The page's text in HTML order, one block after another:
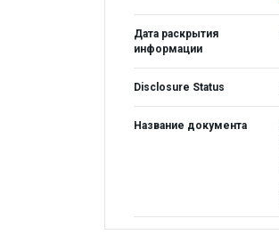
Дата раскрытия
информации
Disclosure Status
Название документа